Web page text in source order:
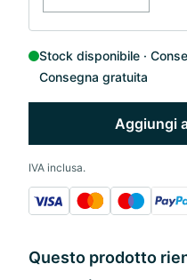
Stock disponibile
Consegna gratuita
Aggiungi
IVA inclusa.
Questo prodotto